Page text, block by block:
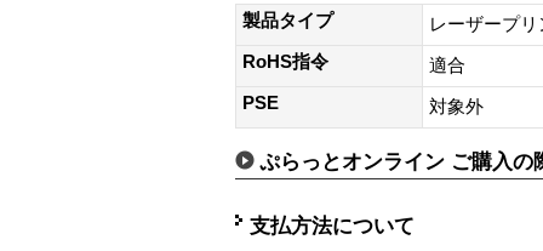
製品タイプ
レーザープ
RoHS指令
適合
PSE
対象外
ぷらっとオンライン ご購入の
支払方法について